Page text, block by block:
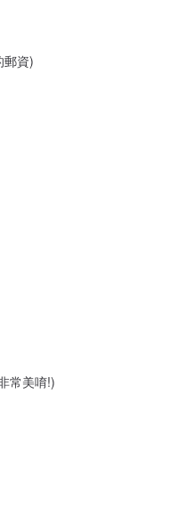
郵資)
常美唷!)